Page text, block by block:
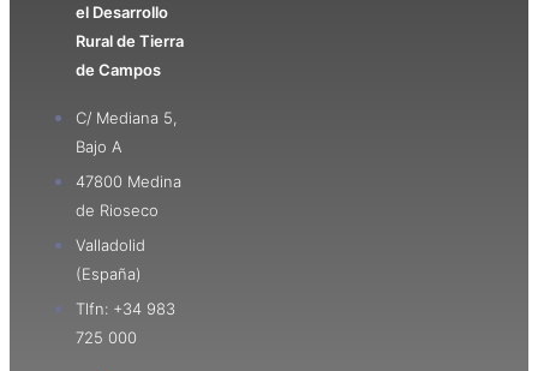
el Desarrollo
Rural de Tierra
de Campos
C/ Mediana 5,
Bajo A
47800 Medina
de Rioseco
Valladolid
(España)
Tlfn: +34 983
725 000